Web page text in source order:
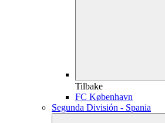
Tilbake
FC København
Segunda División - Spania